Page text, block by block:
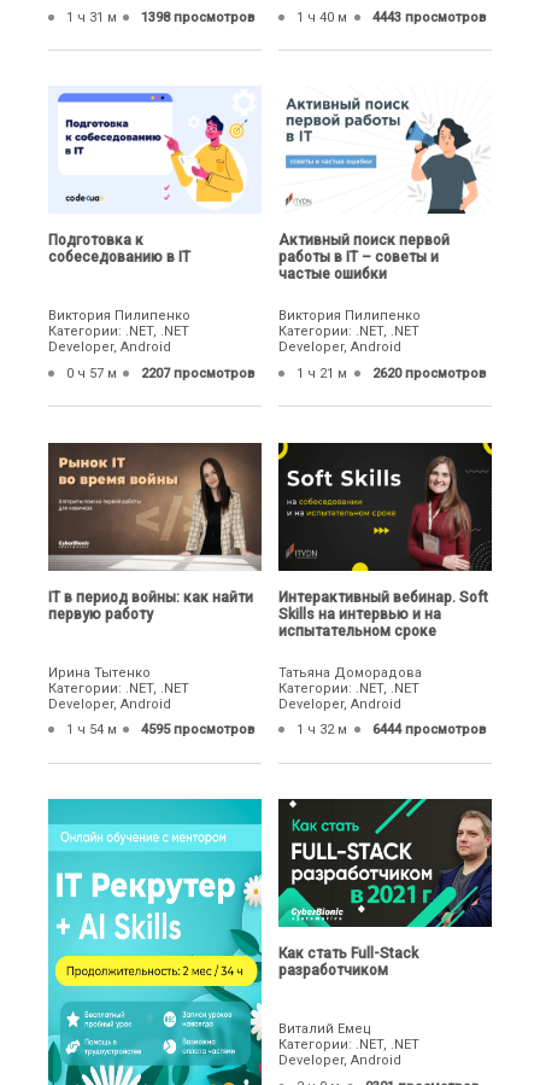
1 ч 31 м
1398 просмотров
1 ч 40 м
4443 просмотров
Подготовка к
собеседованию в IT
Виктория Пилипенко
Категории: .NET, .NET
Developer, Android
0 ч 57 м
2207 просмотров
Активный поиск первой
работы в IT – советы и
частые ошибки
Виктория Пилипенко
Категории: .NET, .NET
Developer, Android
1 ч 21 м
2620 просмотров
IТ в период войны: как найти
первую работу
Ирина Тытенко
Категории: .NET, .NET
Developer, Android
1 ч 54 м
4595 просмотров
Интерактивный вебинар. Soft
Skills на интервью и на
испытательном сроке
Татьяна Доморадова
Категории: .NET, .NET
Developer, Android
1 ч 32 м
6444 просмотров
Как стать Full-Stack
разработчиком
Виталий Емец
Категории: .NET, .NET
Developer, Android